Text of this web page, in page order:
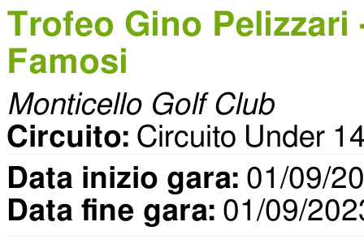
Trofeo Gino
Famosi
Monticello Golf Club
Circuito: Circuito Under
Data inizio gara: 01/09/
Data fine gara: 01/09/